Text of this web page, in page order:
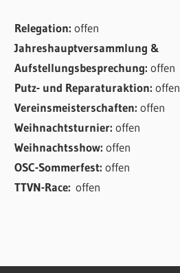
Relegation:offen
Jahreshauptversammlung &
Aufstellungsbesprechung:offen
Putz- und Reparaturaktion:offen
Vereinsmeisterschaften:offen
Weihnachtsturnier:offen
Weihnachtsshow:offen
OSC-Sommerfest:offen
TTVN-Race:offen